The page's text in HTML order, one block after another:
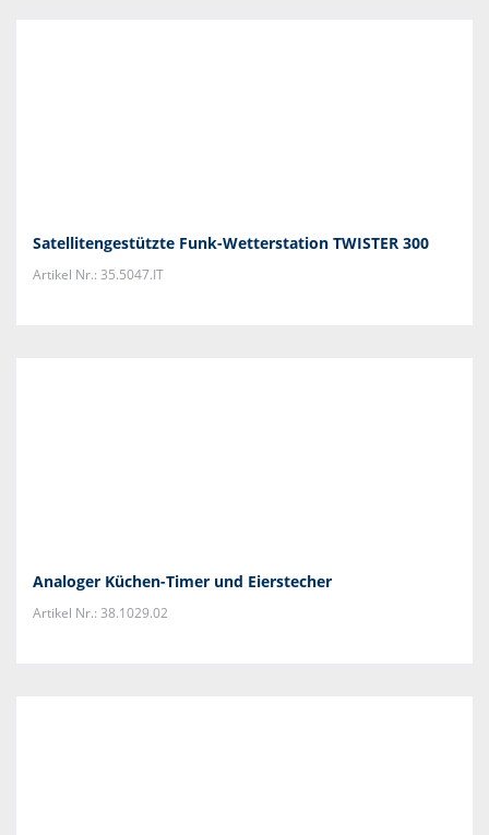
Satellitengestützte Funk-Wetterstation TWISTER 300
Artikel Nr.: 35.5047.IT
Analoger Küchen-Timer und Eierstecher
Artikel Nr.: 38.1029.02